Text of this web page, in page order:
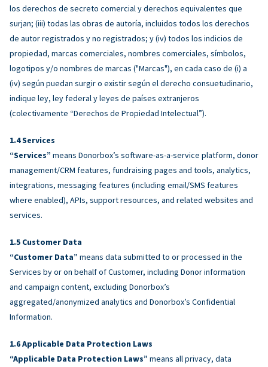
los derechos de secreto comercial y derechos equivalentes que
surjan; (iii) todas las obras de autoría, incluidos todos los derechos
de autor registrados y no registrados; y (iv) todos los indicios de
propiedad, marcas comerciales, nombres comerciales, símbolos,
logotipos y/o nombres de marcas ("Marcas"), en cada caso de (i) a
(iv) según puedan surgir o existir según el derecho consuetudinario,
indique ley, ley federal y leyes de países extranjeros
(colectivamente “Derechos de Propiedad Intelectual”).
Services
“Services” means Donorbox’s software-as-a-service platform, donor
management/CRM features, fundraising pages and tools, analytics,
integrations, messaging features (including email/SMS features
where enabled), APIs, support resources, and related websites and
services.
Customer Data
“Customer Data” means data submitted to or processed in the
Services by or on behalf of Customer, including Donor information
and campaign content, excluding Donorbox’s
aggregated/anonymized analytics and Donorbox’s Confidential
Information.
Applicable Data Protection Laws
“Applicable Data Protection Laws” means all privacy, data